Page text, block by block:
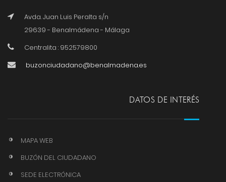
Avda. Juan Luis Peralta s/n
29639 - Benalmádena - Málaga
Centralita : 952579800
buzonciudadano@benalmadena.es
DATOS DE INTERÉS
MAPA WEB
BUZÓN DEL CIUDADANO
SEDE ELECTRÓNICA